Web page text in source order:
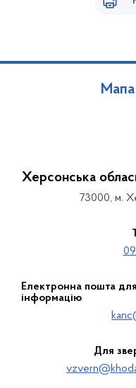
Мапа
Херсонська
73000, м.
Електронна пошта для
інформацію
Для